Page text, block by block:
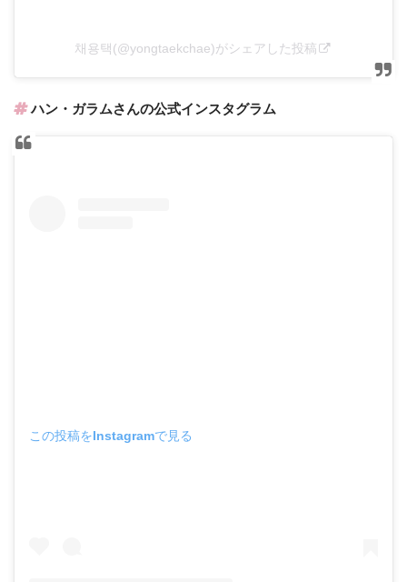
채용택(@yongtaekchae)がシェアした投稿
ハン・ガラムさんの公式インスタグラム
この投稿をInstagramで見る